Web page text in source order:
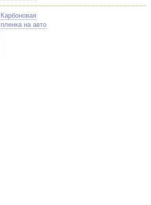
Карбоновая
пленка на авто